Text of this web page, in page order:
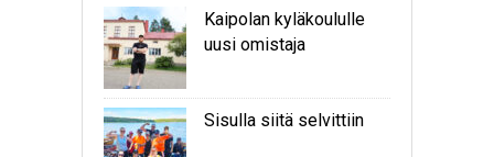
Kaipolan kyläkoululle
uusi omistaja
Sisulla siitä selvittiin